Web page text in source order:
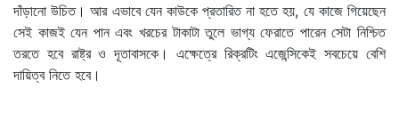
দাঁড়ানো উচিত। আর এভাবে যেন কাউকে প্রতারিত না হতে হয়, যে কাজে গিয়েছেন
সেই কাজই যেন পান এবং খরচের টাকাটা তুলে ভাগ্য ফেরাতে পারেন সেটা নিশ্চিত
তরতে হবে রাষ্ট্র ও দূতাবাসকে। এক্ষেত্রে রিক্রটিং এজেন্সিকেই সবচেয়ে বেশি
দায়িত্ব নিতে হবে।